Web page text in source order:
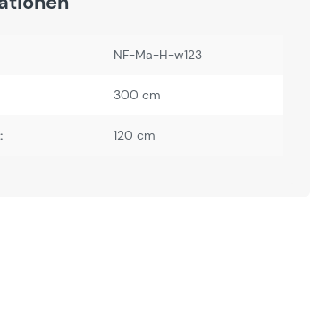
NF-Ma-H-w123
300 cm
120 cm